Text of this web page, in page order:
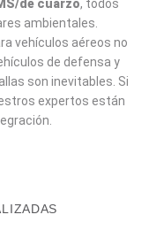
de cuarzo, todos
ambientales.
vehículos aéreos no
de defensa y
son inevitables. Si
expertos están